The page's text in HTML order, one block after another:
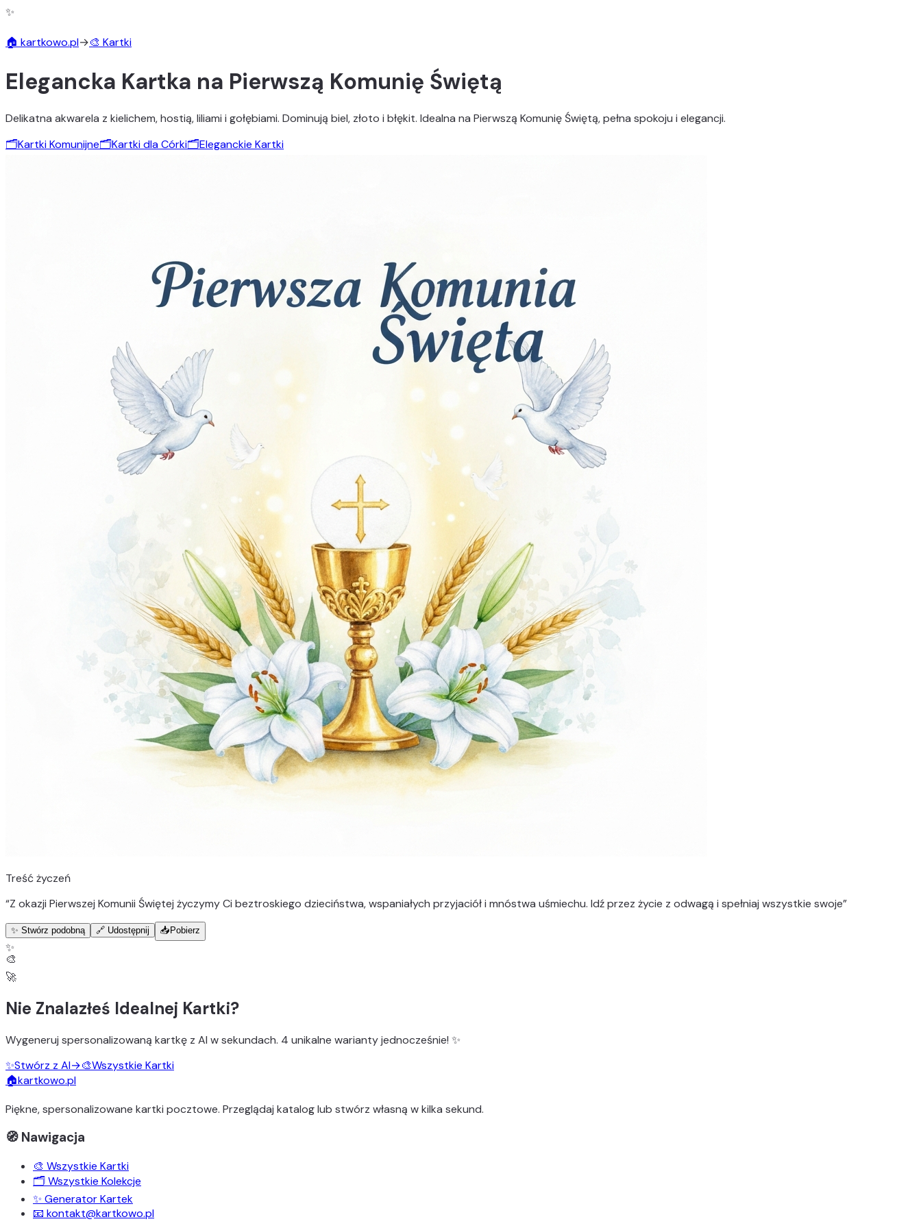
✨
🏠 kartkowo.pl→🎨 Kartki
Elegancka Kartka na Pierwszą Komunię Świętą
Delikatna akwarela z kielichem, hostią, liliami i gołębiami. Dominują biel, złoto i błękit. Idealna na Pierwszą Komunię Świętą, pełna spokoju i elegancji.
🗂️Kartki Komunijne🗂️Kartki dla Córki🗂️Eleganckie Kartki
Treść życzeń
“Z okazji Pierwszej Komunii Świętej życzymy Ci beztroskiego dzieciństwa, wspaniałych przyjaciół i mnóstwa uśmiechu. Idź przez życie z odwagą i spełniaj wszystkie swoje”
✨ Stwórz podobną 🔗 Udostępnij 📥 Pobierz
✨
🎨
🚀
Nie Znalazłeś Idealnej Kartki?
Wygeneruj spersonalizowaną kartkę z AI w sekundach. 4 unikalne wariantyjednocześnie! ✨
✨Stwórz z AI→🎨Wszystkie Kartki
🏠kartkowo.pl
Piękne, spersonalizowane kartki pocztowe. Przeglądaj katalog lub stwórz własną w kilka sekund.
🧭 Nawigacja
🎨 Wszystkie Kartki
🗂️ Wszystkie Kolekcje
✨ Generator Kartek
📧 kontakt@kartkowo.pl